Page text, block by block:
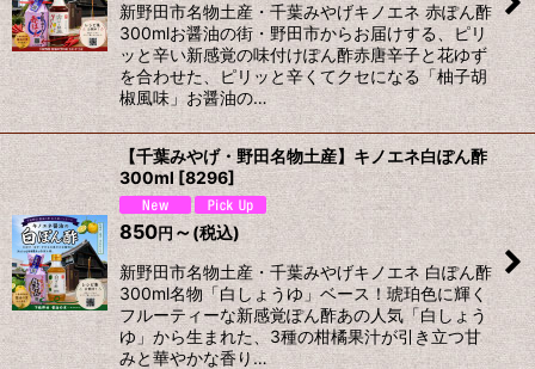
新野田市名物土産・千葉みやげキノエネ 赤ぽん酢
300mlお醤油の街・野田市からお届けする、ピリ
ッと辛い新感覚の味付けぽん酢赤唐辛子と花ゆず
を合わせた、ピリッと辛くてクセになる「柚子胡
椒風味」お醤油の…
【千葉みやげ・野田名物土産】キノエネ白ぽん酢
300ml [8296]
850円 ～(税込)
新野田市名物土産・千葉みやげキノエネ 白ぽん酢
300ml名物「白しょうゆ」ベース！琥珀色に輝く
フルーティーな新感覚ぽん酢あの人気「白しょう
ゆ」から生まれた、3種の柑橘果汁が引き立つ甘
みと華やかな香り…